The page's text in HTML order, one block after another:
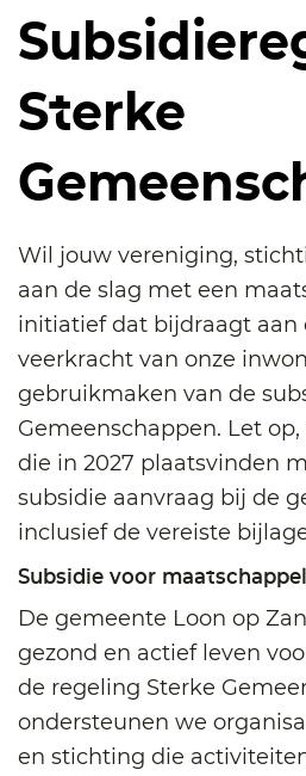
Sterke
Wil jouw vereniging,
aan de slag met een
initiatief dat bijdraagt aan
veerkracht van onze
gebruikmaken van de
Gemeenschappen. Let
die in 2027 plaatsvinden
subsidie aanvraag bij de
inclusief de vereiste
Subsidie voor
De gemeente Loon op
gezond en actief leven
de regeling Sterke
ondersteunen we
en stichting die